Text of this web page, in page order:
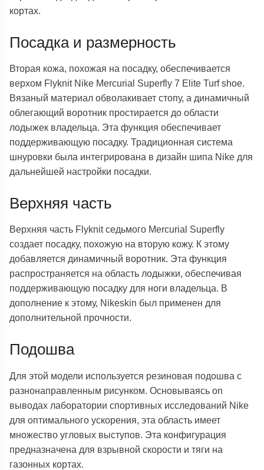
кортах.
Посадка и размерность
Вторая кожа, похожая на посадку, обеспечивается
верхом Flyknit Nike Mercurial Superfly 7 Elite Turf shoe.
Вязаный материал обволакивает стопу, а динамичный
облегающий воротник простирается до области
лодыжек владельца. Эта функция обеспечивает
поддерживающую посадку. Традиционная система
шнуровки была интегрирована в дизайн шипа Nike для
дальнейшей настройки посадки.
Верхняя часть
Верхняя часть Flyknit седьмого Mercurial Superfly
создает посадку, похожую на вторую кожу. К этому
добавляется динамичный воротник. Эта функция
распространяется на область лодыжки, обеспечивая
поддерживающую посадку для ноги владельца. В
дополнение к этому, Nikeskin был применен для
дополнительной прочности.
Подошва
Для этой модели используется резиновая подошва с
разнонаправленным рисунком. Основываясь on
выводах лаборатории спортивных исследований Nike
для оптимального ускорения, эта область имеет
множество угловых выступов. Эта конфигурация
предназначена для взрывной скорости и тяги на
газонных кортах.